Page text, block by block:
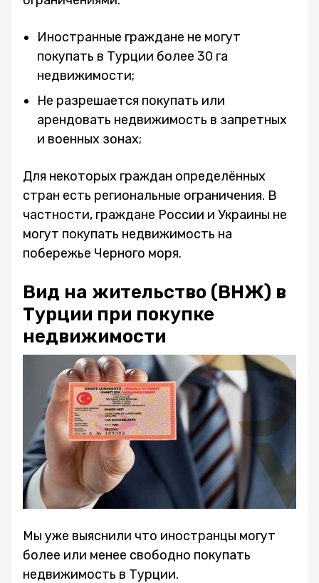
Иностранные граждане не могут
покупать в Турции более 30 га
недвижимости;
Не разрешается покупать или
арендовать недвижимость в запретных
и военных зонах;
Для некоторых граждан определённых
стран есть региональные ограничения. В
частности, граждане России и Украины не
могут покупать недвижимость на
побережье Черного моря.
Вид на жительство (ВНЖ) в
Турции при покупке
недвижимости
Мы уже выяснили что иностранцы могут
более или менее свободно покупать
недвижимость в Турции.